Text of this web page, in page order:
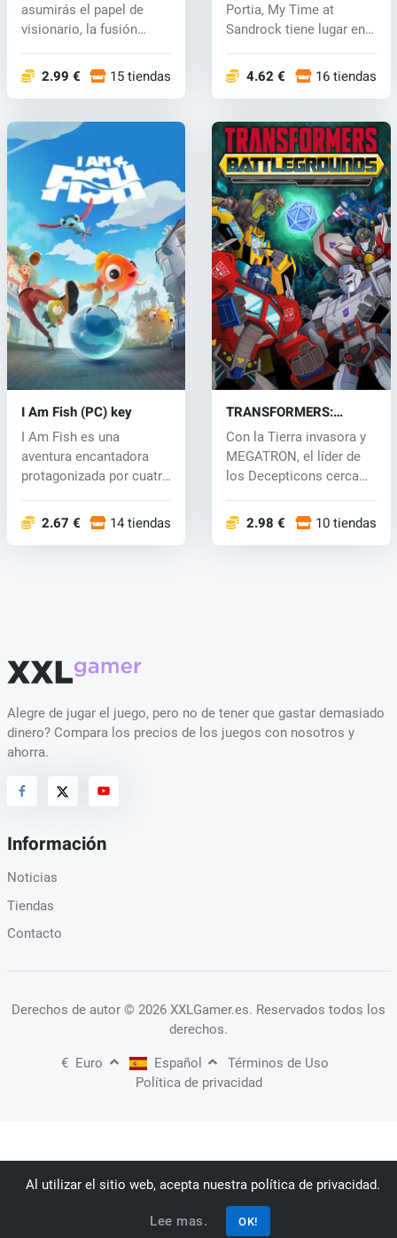
asumirás el papel de
visionario, la fusión
2.99 € 15 tiendas
Portia, My Time at
Sandrock tiene lugar en
4.62 € 16 tiendas
I Am Fish (PC) key
I Am Fish es una
aventura encantadora
protagonizada por cuatro
2.67 € 14 tiendas
TRANSFORMERS:
BATTLEGROUNDS (PC)
key
Con la Tierra invasora y
MEGATRON, el líder de
los Decepticons cerca
2.98 € 10 tiendas
Alegre de jugar el juego, pero no de tener que gastar demasiado
dinero? Compara los precios de los juegos con nosotros y
ahorra.
Información
Noticias
Tiendas
Contacto
Derechos de autor © 2026 XXLGamer.es. Reservados todos los
derechos.
€ Euro Español
Términos de Uso
Política de privacidad
Al utilizar el sitio web, acepta nuestra política de privacidad.
Lee mas. OK!